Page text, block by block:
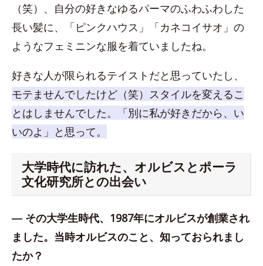
（笑）、自分の好きなゆるパーマのふわふわした
長い髪に、「ピンクハウス」「カネコイサオ」の
ようなフェミニンな服を着ていましたね。
好きな人が限られるテイストだと思っていたし、
モテませんでしたけど（笑）スタイルを変えるこ
とはしませんでした。「別に私が好きだから、い
いのよ」と思って。
大学時代に訪れた、オルビスとポーラ
文化研究所との出会い
― その大学生時代、1987年にオルビスが創業され
ました。当時オルビスのこと、知っておられまし
たか？